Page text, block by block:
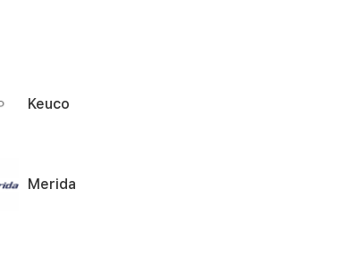
Keuco
Merida